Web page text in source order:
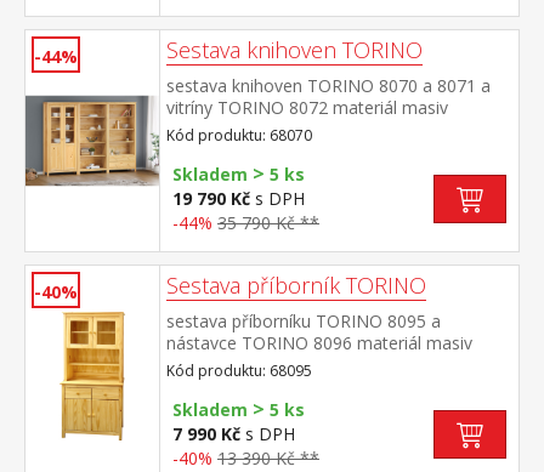
-44% Sestava knihoven TORINO
sestava knihoven TORINO 8070 a 8071 a
vitríny TORINO 8072 materiál masiv
borovice, lakované provedení knihovna
8070: čtyři police knihovna 8071: tři police,
dvě zásuvky s kovovými pojezdy vitrína
8072: dvoje částečně prosklené dveře, čtyři
police rozměr knihovny 8070 (š/h/v) 85 × 37
37 × 190 cm rozměr vitríny 8072 (š/h/v) 85
× 37 × 190 cm
Kód produktu: 68070
Skladem > 5 ks
19 790 Kč s DPH
-44% 35 790 Kč **
-40% Sestava příborník TORINO
sestava příborníku TORINO 8095 a
nástavce TORINO 8096 materiál masiv
borovice, lakované provedení příborník: 2
zásuvky s kovovými pojezdy, 2 plné dveře,
1 police nástavec: 2 prosklené dveře, 1
police rozměr příborníku (š/h/v) 90 × 40 ×
80 cm rozměr nástavce (š/h/v) 90 × 33 ×
Kód produktu: 68095
Skladem > 5 ks
7 990 Kč s DPH
-40% 13 390 Kč **